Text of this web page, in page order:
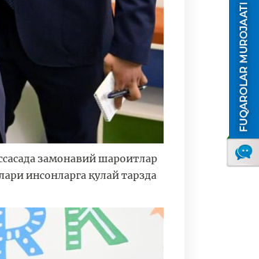
замонавий шароитлар
инсонларга қулай тарзда